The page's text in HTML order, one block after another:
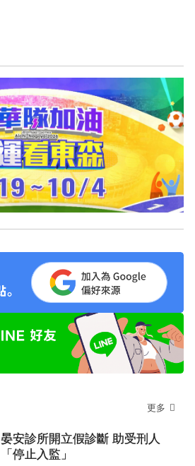
更多
晏安診所開立假診斷 助受刑人
「停止入監」